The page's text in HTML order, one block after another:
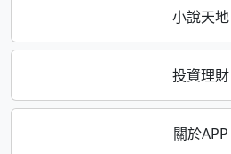
小說天地
投資理財
關於APP